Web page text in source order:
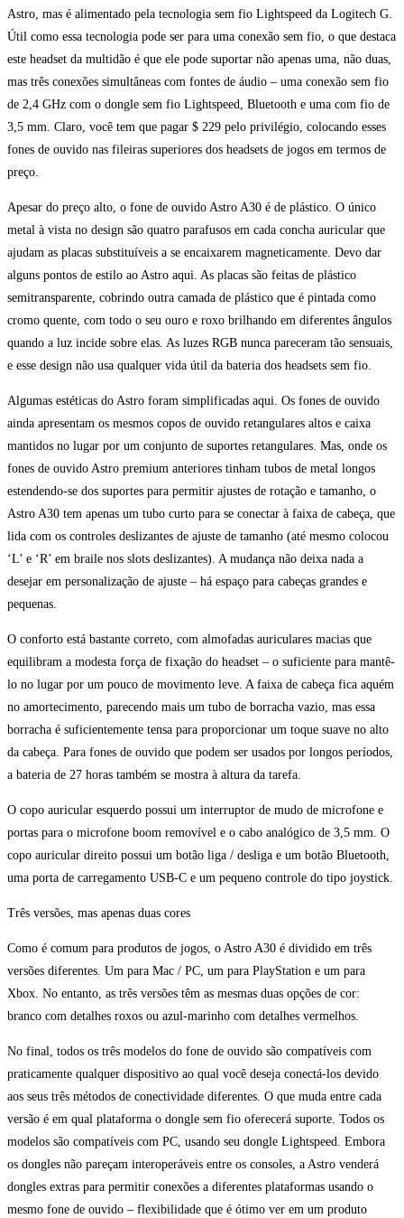
Astro, mas é alimentado pela tecnologia sem fio Lightspeed da Logitech G.
Útil como essa tecnologia pode ser para uma conexão sem fio, o que destaca
este headset da multidão é que ele pode suportar não apenas uma, não duas,
mas três conexões simultâneas com fontes de áudio – uma conexão sem fio
de 2,4 GHz com o dongle sem fio Lightspeed, Bluetooth e uma com fio de
3,5 mm. Claro, você tem que pagar $ 229 pelo privilégio, colocando esses
fones de ouvido nas fileiras superiores dos headsets de jogos em termos de
preço.
Apesar do preço alto, o fone de ouvido Astro A30 é de plástico. O único
metal à vista no design são quatro parafusos em cada concha auricular que
ajudam as placas substituíveis a se encaixarem magneticamente. Devo dar
alguns pontos de estilo ao Astro aqui. As placas são feitas de plástico
semitransparente, cobrindo outra camada de plástico que é pintada como
cromo quente, com todo o seu ouro e roxo brilhando em diferentes ângulos
quando a luz incide sobre elas. As luzes RGB nunca pareceram tão sensuais,
e esse design não usa qualquer vida útil da bateria dos headsets sem fio.
Algumas estéticas do Astro foram simplificadas aqui. Os fones de ouvido
ainda apresentam os mesmos copos de ouvido retangulares altos e caixa
mantidos no lugar por um conjunto de suportes retangulares. Mas, onde os
fones de ouvido Astro premium anteriores tinham tubos de metal longos
estendendo-se dos suportes para permitir ajustes de rotação e tamanho, o
Astro A30 tem apenas um tubo curto para se conectar à faixa de cabeça, que
lida com os controles deslizantes de ajuste de tamanho (até mesmo colocou
‘L’ e ‘R’ em braile nos slots deslizantes). A mudança não deixa nada a
desejar em personalização de ajuste – há espaço para cabeças grandes e
pequenas.
O conforto está bastante correto, com almofadas auriculares macias que
equilibram a modesta força de fixação do headset – o suficiente para mantê-
lo no lugar por um pouco de movimento leve. A faixa de cabeça fica aquém
no amortecimento, parecendo mais um tubo de borracha vazio, mas essa
borracha é suficientemente tensa para proporcionar um toque suave no alto
da cabeça. Para fones de ouvido que podem ser usados por longos períodos,
a bateria de 27 horas também se mostra à altura da tarefa.
O copo auricular esquerdo possui um interruptor de mudo de microfone e
portas para o microfone boom removível e o cabo analógico de 3,5 mm. O
copo auricular direito possui um botão liga / desliga e um botão Bluetooth,
uma porta de carregamento USB-C e um pequeno controle do tipo joystick.
Três versões, mas apenas duas cores
Como é comum para produtos de jogos, o Astro A30 é dividido em três
versões diferentes. Um para Mac / PC, um para PlayStation e um para
Xbox. No entanto, as três versões têm as mesmas duas opções de cor:
branco com detalhes roxos ou azul-marinho com detalhes vermelhos.
No final, todos os três modelos do fone de ouvido são compatíveis com
praticamente qualquer dispositivo ao qual você deseja conectá-los devido
aos seus três métodos de conectividade diferentes. O que muda entre cada
versão é em qual plataforma o dongle sem fio oferecerá suporte. Todos os
modelos são compatíveis com PC, usando seu dongle Lightspeed. Embora
os dongles não pareçam interoperáveis entre os consoles, a Astro venderá
dongles extras para permitir conexões a diferentes plataformas usando o
mesmo fone de ouvido – flexibilidade que é ótimo ver em um produto